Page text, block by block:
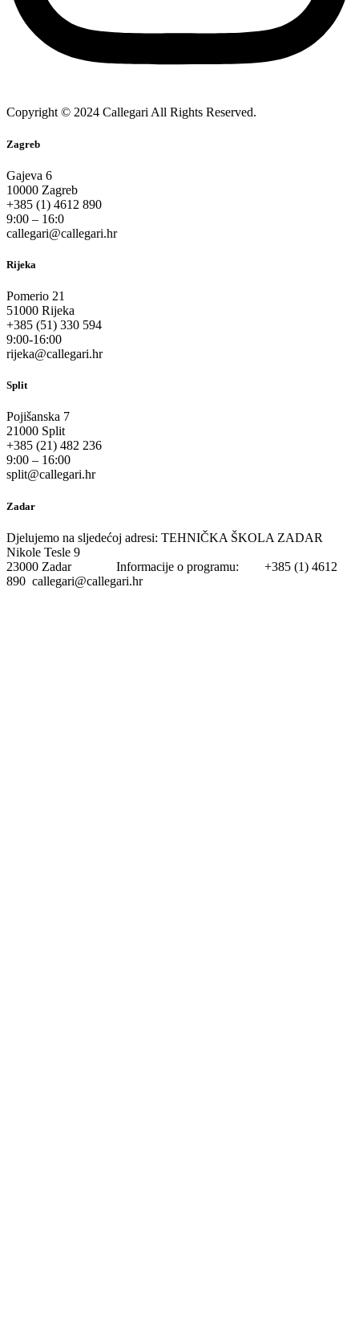
Copyright © 2024 Callegari All Rights Reserved.
Zagreb
Gajeva 6
10000 Zagreb
+385 (1) 4612 890
9:00 – 16:0
callegari@callegari.hr
Rijeka
Pomerio 21
51000 Rijeka
+385 (51) 330 594
9:00-16:00
rijeka@callegari.hr
Split
Pojišanska 7
21000 Split
+385 (21) 482 236
9:00 – 16:00
split@callegari.hr
Zadar
Djelujemo na sljedećoj adresi: TEHNIČKA ŠKOLA ZADAR
Nikole Tesle 9
23000 Zadar Informacije o programu: +385 (1) 4612
890 callegari@callegari.hr